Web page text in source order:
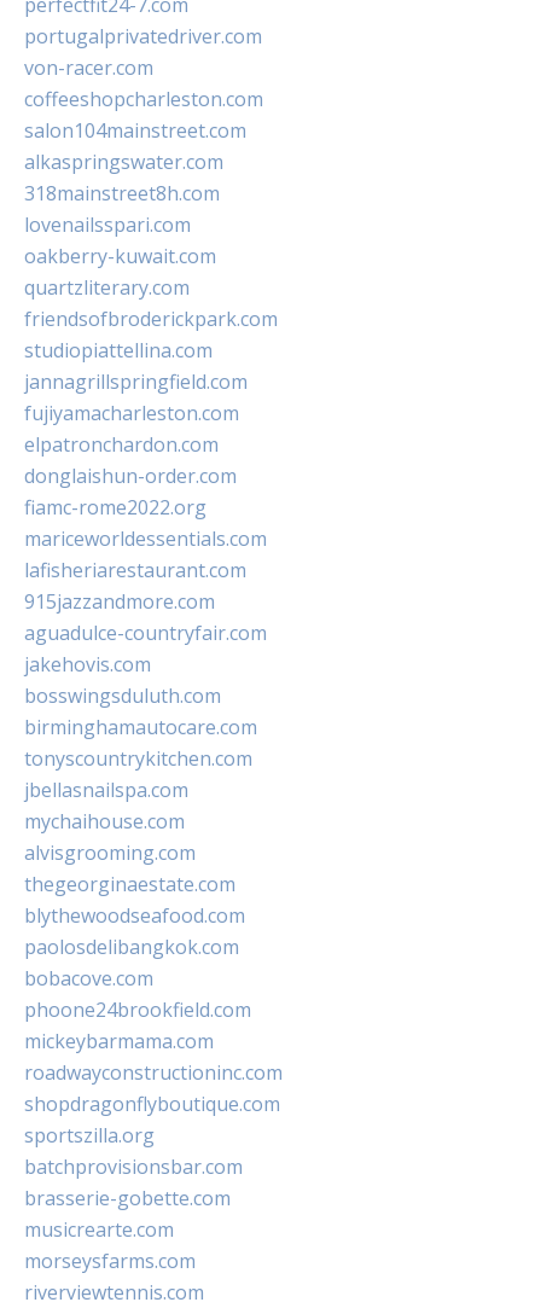
portugalprivatedriver.com
von-racer.com
coffeeshopcharleston.com
salon104mainstreet.com
alkaspringswater.com
318mainstreet8h.com
lovenailsspari.com
oakberry-kuwait.com
quartzliterary.com
friendsofbroderickpark.com
studiopiattellina.com
jannagrillspringfield.com
fujiyamacharleston.com
elpatronchardon.com
donglaishun-order.com
fiamc-rome2022.org
mariceworldessentials.com
lafisheriarestaurant.com
915jazzandmore.com
aguadulce-countryfair.com
jakehovis.com
bosswingsduluth.com
birminghamautocare.com
tonyscountrykitchen.com
jbellasnailspa.com
mychaihouse.com
alvisgrooming.com
thegeorginaestate.com
blythewoodseafood.com
paolosdelibangkok.com
bobacove.com
phoone24brookfield.com
mickeybarmama.com
roadwayconstructioninc.com
shopdragonflyboutique.com
sportszilla.org
batchprovisionsbar.com
brasserie-gobette.com
musicrearte.com
morseysfarms.com
riverviewtennis.com